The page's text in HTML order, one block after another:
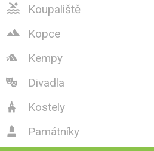
 Koupaliště
 Kopce
 Kempy
 Divadla
 Kostely
 Památníky